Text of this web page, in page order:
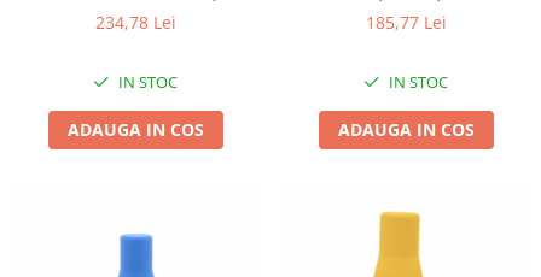
Mori pentru fructe si legume
Mori pentru furaje si resturi
vegetale
Motoare granulatoare
W, 50 M Refulare, 90 L/Min
234,78 Lei
IN STOC
ADAUGA IN COS
185,77 Lei
IN STOC
ADAUGA IN COS